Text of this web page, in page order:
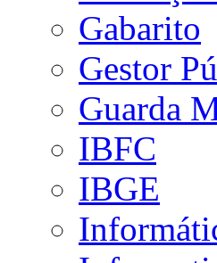
Gabarito
Gestor
Guarda
IBFC
IBGE